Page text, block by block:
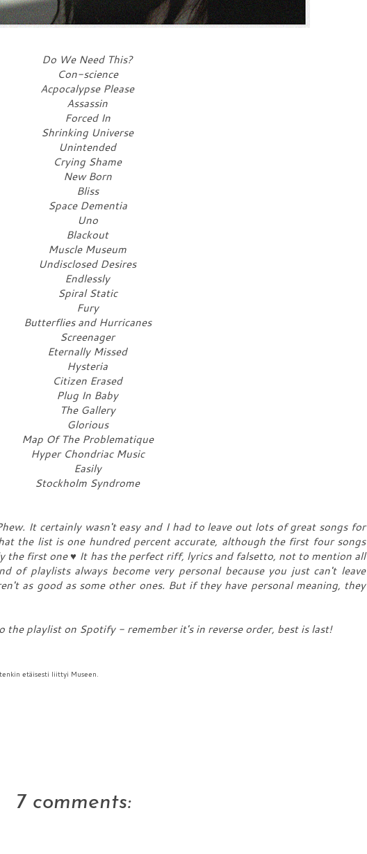
Do We Need This?
Con-science
Acpocalypse Please
Assassin
Forced In
Shrinking Universe
Unintended
Crying Shame
New Born
Bliss
Space Dementia
Uno
Blackout
Muscle Museum
Undisclosed Desires
Endlessly
Spiral Static
Fury
Butterflies and Hurricanes
Screenager
Eternally Missed
Hysteria
Citizen Erased
Plug In Baby
The Gallery
Glorious
Map Of The Problematique
Hyper Chondriac Music
Easily
Stockholm Syndrome
It certainly wasn't easy and I had to leave out lots of great songs for
the list is one hundred percent accurate, although the first four songs
the first one ♥ It has the perfect riff, lyrics and falsetto, not to mention all
of playlists always become very personal because you just can't leave
as good as some other ones. But if they have personal meaning, they
the playlist on Spotify - remember it's in reverse order, best is last!
etäisesti liittyi Museen.
7 comments: